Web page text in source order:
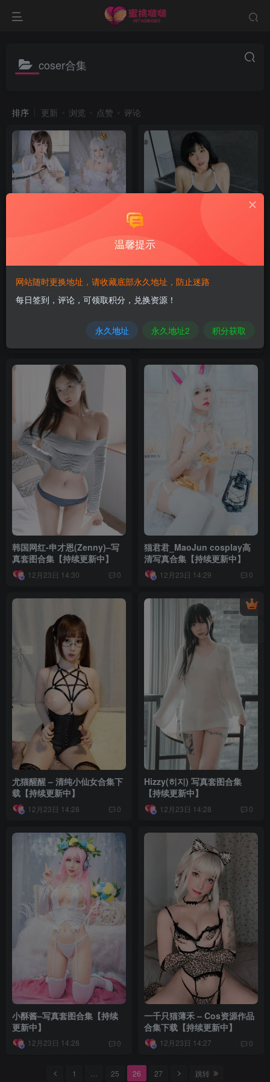
coser合集
排序 更新 浏览 点赞 评论
合集【持续更新中】
韩国网红-申才恩(Zenny)–写
真套图合集【持续更新中】
12月23日 14:30 0
猫君君_MaoJun cosplay高
清写真合集【持续更新中】
12月23日 14:29 0
尤猫醒醒 – 清纯小仙女合集下
载【持续更新中】
12月23日 14:28 0
Hizzy(히지) 写真套图合集
【持续更新中】
12月23日 14:28 0
小酥酱–写真套图合集【持续
更新中】
12月23日 14:28 0
一千只猫薄禾 – Cos资源作品
合集下载【持续更新中】
12月23日 14:27 0
1 25 26 27 跳转
温馨提示
网站随时更换地址，请收藏底部永久地址，防止迷路
每日签到，评论，可领取积分，兑换资源！
永久地址 永久地址2 积分获取